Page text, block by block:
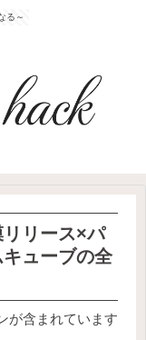
る～
リリース×パ
ューブの全
が含まれています